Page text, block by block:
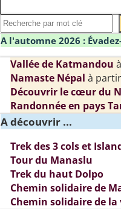
A l'automne 2026 :
Vallée de Katmandou
Namaste Népal à
Découvrir le cœur du
Randonnée en pays
A découvrir ...
Trek des 3 cols et
Tour du Manaslu
Trek du haut Dolpo
Chemin solidaire de
Chemin solidaire de la